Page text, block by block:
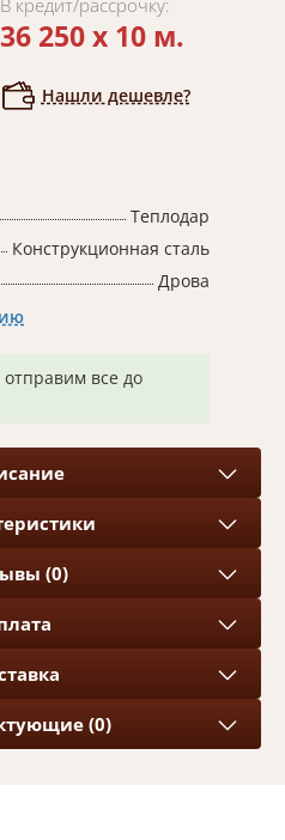
В кредит/рассрочку:
36 250 x 10 м.
Нашли дешевле?
Теплодар
Конструкционная сталь
Дрова
отправим все до
(0)
(0)